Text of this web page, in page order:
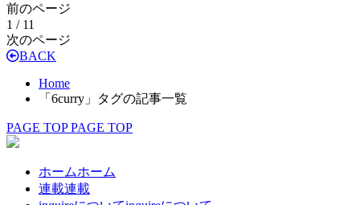
前のページ
1 / 11
次のページ
BACK
Home
「6curry」タグの記事一覧
PAGE TOP PAGE TOP
ホームホーム
連載連載